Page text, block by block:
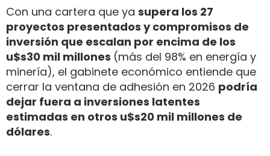
Con una cartera que ya supera los 27
proyectos presentados y compromisos de
inversión que escalan por encima de los
u$s30 mil millones (más del 98% en energía y
minería), el gabinete económico entiende que
cerrar la ventana de adhesión en 2026 podría
dejar fuera a inversiones latentes
estimadas en otros u$s20 mil millones de
dólares.